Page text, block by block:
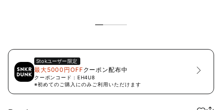
Stokユーザー限定
最大5000円OFFクーポン配布中
クーポンコード： EH4U8
※初めてのご購入にのみご利用いただけます